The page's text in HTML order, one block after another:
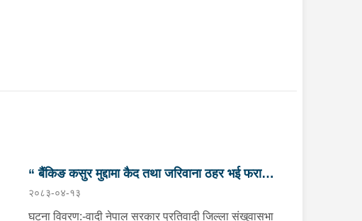
“ बैंकिङ कसुर मुद्दामा कैद तथा जरिवाना ठहर भई फरार
प्रतिवादी पक्राउ”
२०८३-०४-१३
घटना विवरण:-वादी नेपाल सरकार प्रतिवादी जिल्ला संखुवासभा